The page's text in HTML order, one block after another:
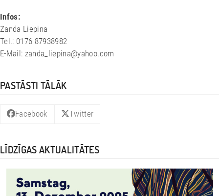
Infos:
Zanda Liepina
Tel.: 0176 87938982
E-Mail: zanda_liepina@yahoo.com
PASTĀSTI TĀLĀK
Facebook Twitter
LĪDZĪGAS AKTUALITĀTES